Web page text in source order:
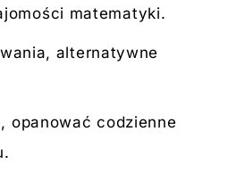
matematyki.
alternatywne
opanować codzienne